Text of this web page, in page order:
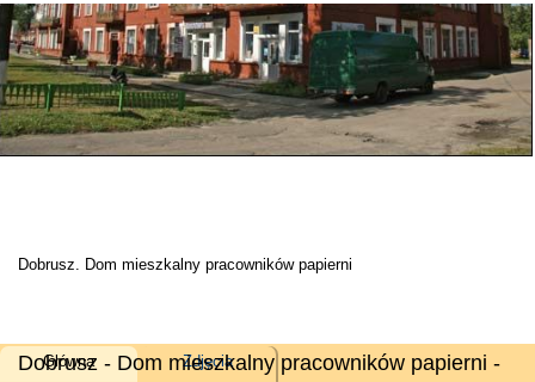
Dobrusz. Dom mieszkalny pracowników papierni
Dobrusz - Dom mieszkalny pracowników papierni -
Główna Zdjęcia